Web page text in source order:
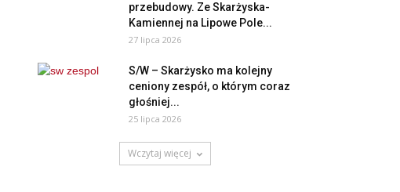
przebudowy. Ze Skarżyska-
Kamiennej na Lipowe Pole...
27 lipca 2026
S/W – Skarżysko ma kolejny
ceniony zespół, o którym coraz
głośniej...
25 lipca 2026
Wczytaj więcej